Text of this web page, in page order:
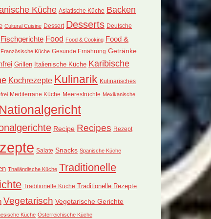
Küche Asiatische Küche Backen
Cultural Cuisine Dessert Desserts Deutsche
Fischgerichte Food Food & Cooking Food &
Französische Küche Gesunde Ernährung Getränke
Grillen Italienische Küche Karibische
Kochrezepte Kulinarik Kulinarisches
Mediterrane Küche Meeresfrüchte Mexikanische
Nationalgericht
Recipe Recipes Rezept
Salate Snacks Spanische Küche
Thailändische Küche Traditionelle
Traditionelle Küche Traditionelle Rezepte
Vegetarisch Vegetarische Gerichte
Küche Österreichische Küche